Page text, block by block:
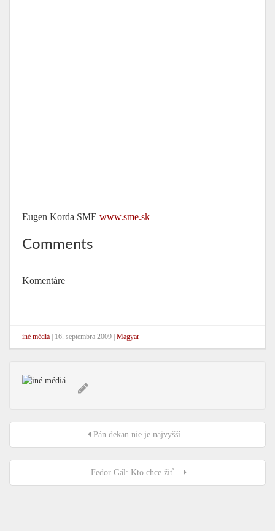
Eugen Korda SME www.sme.sk
Comments
Komentáre
iné médiá 16. septembra 2009 Magyar
Pán dekan nie je najvyšší...
Fedor Gál: Kto chce žiť...